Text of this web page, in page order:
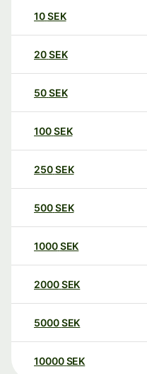
10SEK
20SEK
50SEK
100SEK
250SEK
500SEK
1000SEK
2000SEK
5000SEK
10000 SEK